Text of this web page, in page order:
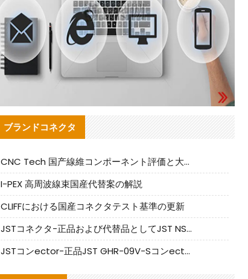
ブランドコネクタ
CNC Tech 国产線維コンポーネント評価と大量生産適合ガイド
I-PEX 高周波線束国産代替案の解説
CLIFFにおける国産コネクタテスト基準の更新
JSTコネクタ-正品および代替品としてJST NSHR-02V-Sコネクタを提供します
JSTコンector-正品JST GHR-09V-Sコンector|代替品提供